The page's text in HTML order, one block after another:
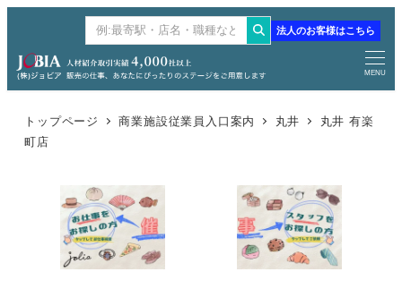
ン
コ
検
法人のお客様はこちら
MENU
トップページ 商業施設従業員入口案内 丸井
丸井 有楽
町店